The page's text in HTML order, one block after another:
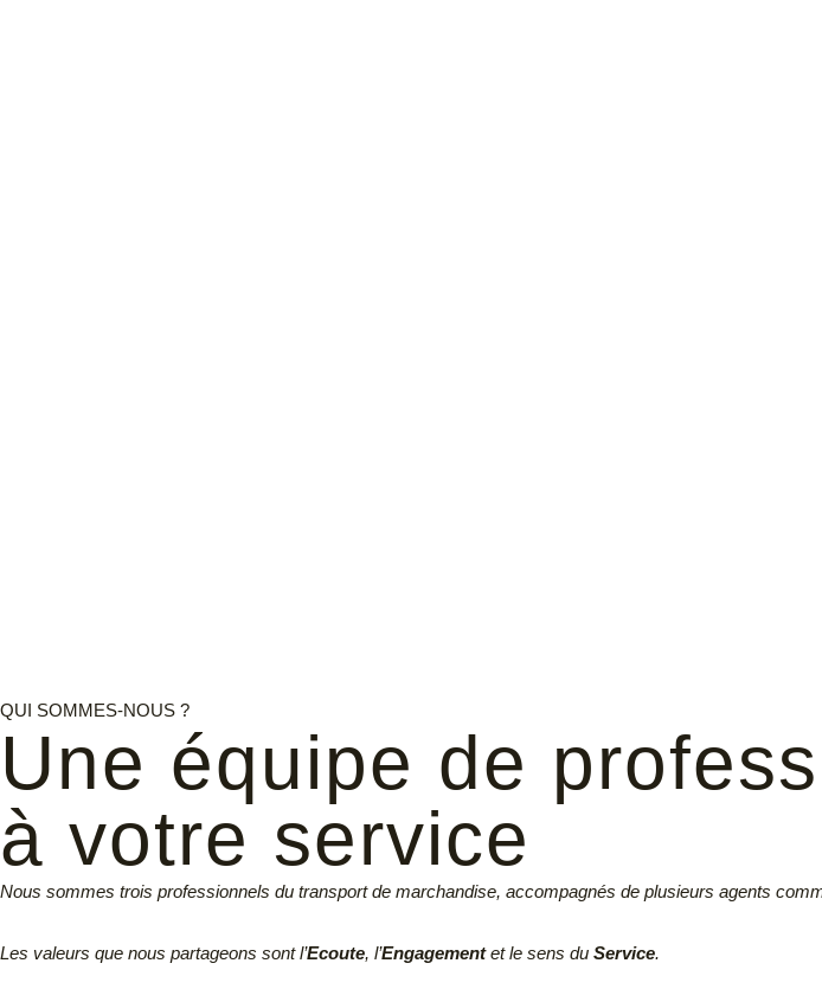
QUI SOMMES-NOUS ?
Une équipe de
à votre service
Nous sommes trois professionnels du transport de marchandise, accompagnés de plusieurs agents
Les valeurs que nous partageons sont l’Ecoute, l’Engagementet le sens du Service.